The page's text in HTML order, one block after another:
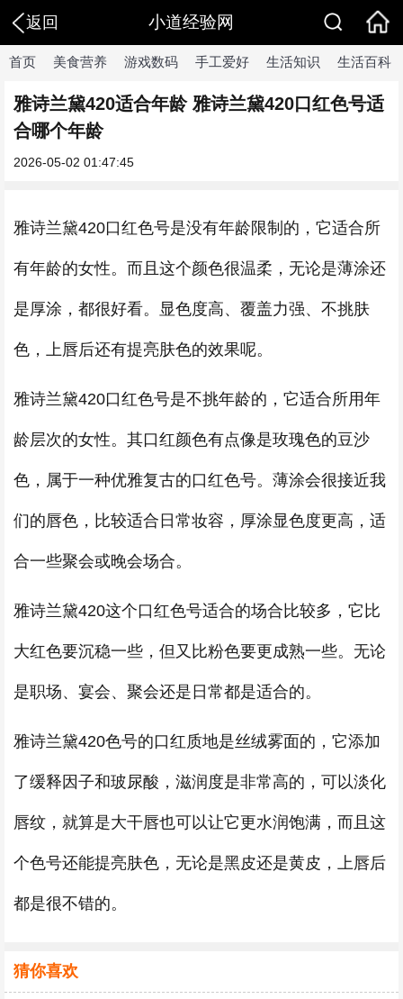
返回 小道经验网
首页 美食营养 游戏数码 手工爱好 生活知识 生活百科
雅诗兰黛420适合年龄 雅诗兰黛420口红色号适
合哪个年龄
2026-05-02 01:47:45
雅诗兰黛420口红色号是没有年龄限制的，它适合所
有年龄的女性。而且这个颜色很温柔，无论是薄涂还
是厚涂，都很好看。显色度高、覆盖力强、不挑肤
色，上唇后还有提亮肤色的效果呢。
雅诗兰黛420口红色号是不挑年龄的，它适合所用年
龄层次的女性。其口红颜色有点像是玫瑰色的豆沙
色，属于一种优雅复古的口红色号。薄涂会很接近我
们的唇色，比较适合日常妆容，厚涂显色度更高，适
合一些聚会或晚会场合。
雅诗兰黛420这个口红色号适合的场合比较多，它比
大红色要沉稳一些，但又比粉色要更成熟一些。无论
是职场、宴会、聚会还是日常都是适合的。
雅诗兰黛420色号的口红质地是丝绒雾面的，它添加
了缓释因子和玻尿酸，滋润度是非常高的，可以淡化
唇纹，就算是大干唇也可以让它更水润饱满，而且这
个色号还能提亮肤色，无论是黑皮还是黄皮，上唇后
都是很不错的。
猜你喜欢